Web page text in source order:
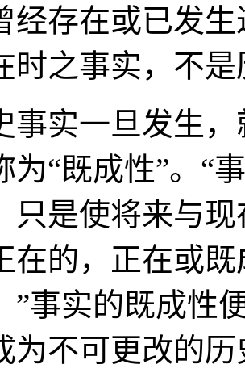
经存在或已发
时之事实，不
一旦发生，
为“既成性”。“
只是使将来与
在的，正在或
”事实的既成性
为不可更改的